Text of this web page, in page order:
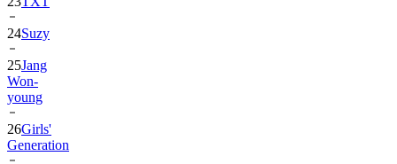
25Jang
Won-
young
26Girls'
Generation
27BOYNEXTDOOR